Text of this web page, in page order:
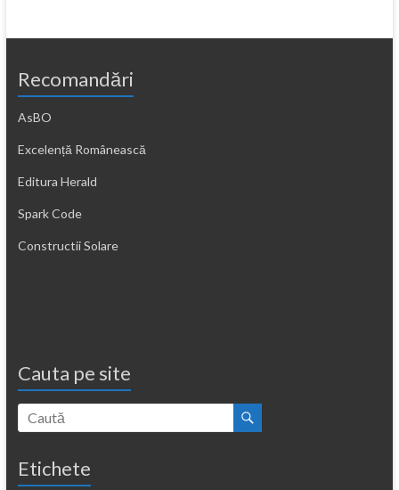
Recomandări
AsBO
Excelență Românească
Editura Herald
Spark Code
Constructii Solare
Cauta pe site
Etichete